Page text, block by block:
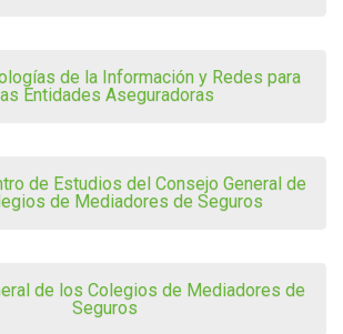
de la Información y Redes para
Entidades Aseguradoras
de Estudios del Consejo General de
de Mediadores de Seguros
de los Colegios de Mediadores de
Seguros